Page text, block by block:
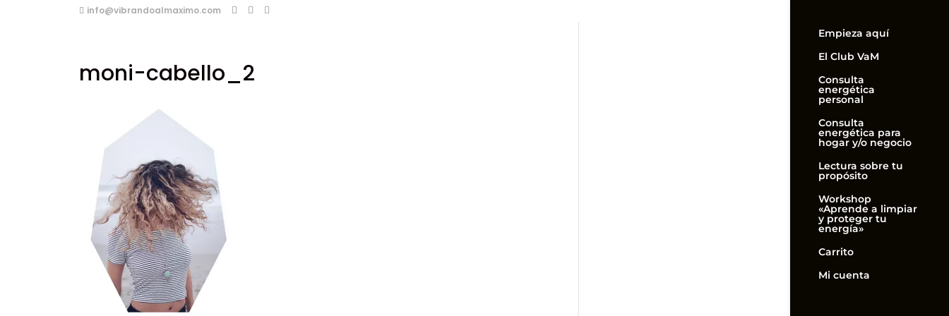
info@vibrandoalmaximo.com
Empieza aquí
El Club VaM
Consulta
energética
personal
Consulta
energética para
hogar y/o negocio
Lectura sobre tu
propósito
Workshop
«Aprende a limpiar
y proteger tu
energía»
Carrito
Mi cuenta
moni-cabello_2